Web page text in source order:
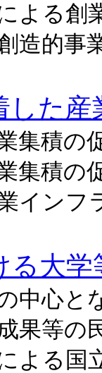
よる創
造的事
した
集積の
集積の
インフ
る大
中心と
果等の
よる国